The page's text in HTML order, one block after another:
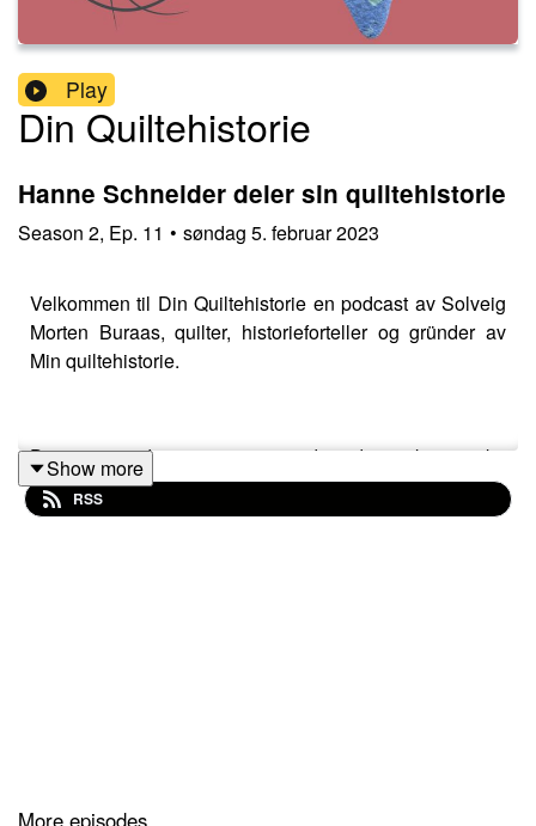
Play
Din Quiltehistorie
Hanne Schneider deler sin quiltehistorie
Season 2, Ep. 11 • søndag 5. februar 2023
Velkommen til Din Quiltehistorie en podcast av Solveig
Morten Buraas, quilter, historieforteller og gründer av
Min quiltehistorie.
Dette er podcasten som gir deg de unike norske
quiltehistoriene på norsk.
Show more
RSS
More episodes